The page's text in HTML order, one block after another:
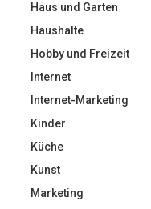
Haus und Garten
Haushalte
Hobby und Freizeit
Internet
Internet-Marketing
Kinder
Küche
Kunst
Marketing